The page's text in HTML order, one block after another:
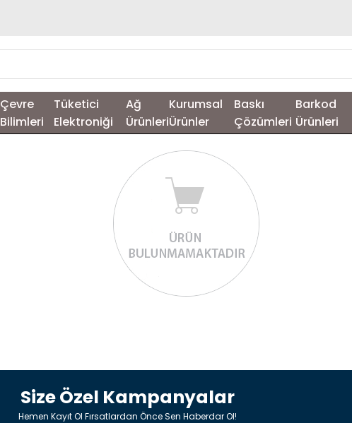
Çevre
Bilimleri
Tüketici
Elektroniği
Ağ
Ürünleri
Kurumsal
Ürünler
Baskı
Çözümleri
Barkod
Ürünleri
Size Özel Kampanyalar
Hemen Kayıt Ol Fırsatlardan Önce Sen Haberdar Ol!